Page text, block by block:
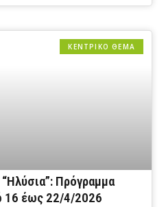
ΚΕΝΤΡΙΚΟ ΘΕΜΑ
Πρόγραμμα
16 έως 22/4/2026